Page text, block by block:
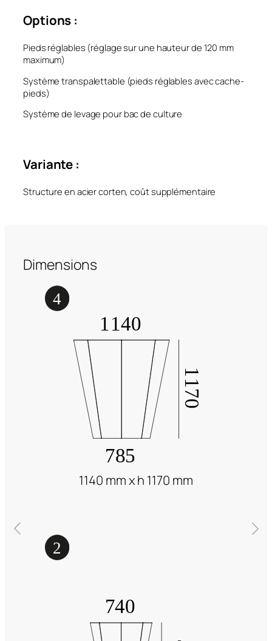
Options :
Pieds réglables (réglage sur une hauteur de 120 mm
maximum)
Système transpalettable (pieds réglables avec cache-
pieds)
Système de levage pour bac de culture
Variante :
Structure en acier corten, coût supplémentaire
Dimensions
1140 mm x h 1170 mm